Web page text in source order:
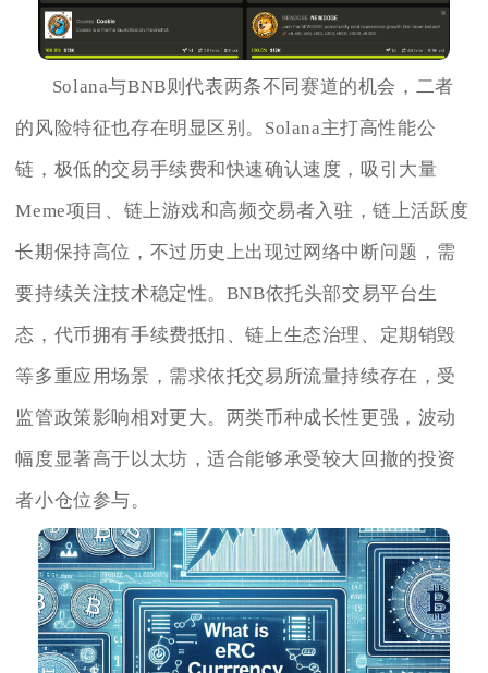
Solana与BNB则代表两条不同赛道的机会，二者
的风险特征也存在明显区别。Solana主打高性能公
链，极低的交易手续费和快速确认速度，吸引大量
Meme项目、链上游戏和高频交易者入驻，链上活跃度
长期保持高位，不过历史上出现过网络中断问题，需
要持续关注技术稳定性。BNB依托头部交易平台生
态，代币拥有手续费抵扣、链上生态治理、定期销毁
等多重应用场景，需求依托交易所流量持续存在，受
监管政策影响相对更大。两类币种成长性更强，波动
幅度显著高于以太坊，适合能够承受较大回撤的投资
者小仓位参与。